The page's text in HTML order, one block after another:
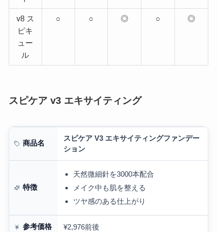
v8 ス
ピキ
ュー
ル
○ ○ ◎ ○ ◎
スピケア v3 エキサイティング
商品名
スピケア V3 エキサイティングファンデー
ション
特徴
天然微細針を3000本配合
メイク中も肌を整える
ツヤ感のある仕上がり
参考価格 ¥2,976前後